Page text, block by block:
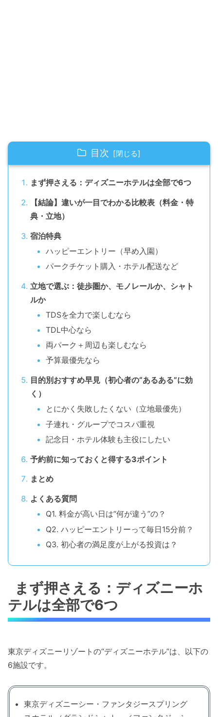
目次
まず押さえる：ディズニーホテルは全部で6つ
【結論】違いが一目でわかる比較表（料金・特
典・立地）
宿泊特典
ハッピーエントリー（早め入園）
パークチケット購入・ホテル配送など
立地で選ぶ：徒歩圏か、モノレールか、シャト
ルか
TDSを全力で楽しむなら
TDL中心なら
両パーク＋周辺も楽しむなら
予算最優先なら
目的別おすすめ早見（初心者の“あるある”に効
く）
とにかく失敗したくない（立地最優先）
子連れ・グループでコスパ重視
記念日・ホテル体験も主役にしたい
予約前に知っておくと得する3ポイント
まとめ
よくある質問
Q1. 料金が高い日は“何が違う”の？
Q2. ハッピーエントリーって毎日15分前？
Q3. 初心者の満足度が上がる投資は？
まず押さえる：ディズニーホ
テルは全部で6つ
東京ディズニーリゾートの“ディズニーホテル”は、以下の
6施設です。
東京ディズニーシー・ファンタジースプリング